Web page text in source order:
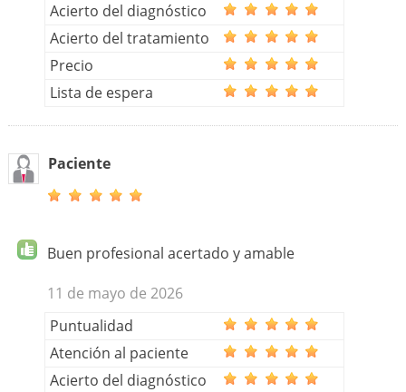
Acierto del diagnóstico
Acierto del tratamiento
Precio
Lista de espera
Paciente
Buen profesional acertado y amable
11 de mayo de 2026
Puntualidad
Atención al paciente
Acierto del diagnóstico